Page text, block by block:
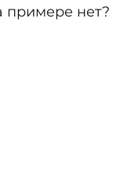
примере нет?